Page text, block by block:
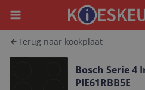
Menu
Terug naar kookplaat
Bosch Serie
PIE61RBB5E